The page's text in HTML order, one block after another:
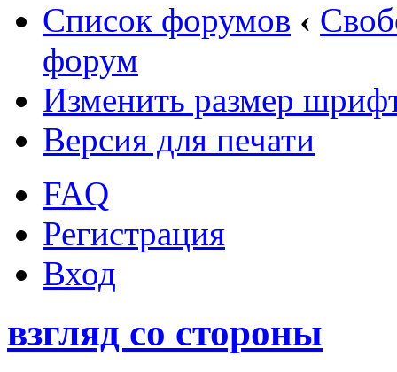
Список форумов ‹
форум
Изменить размер
Версия для печати
FAQ
Регистрация
Вход
взгляд со стороны